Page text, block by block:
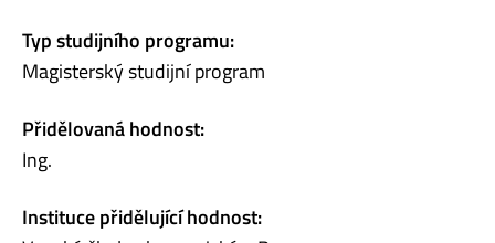
Typ studijního programu:
Magisterský studijní program
Přidělovaná hodnost:
Ing.
Instituce přidělující hodnost: